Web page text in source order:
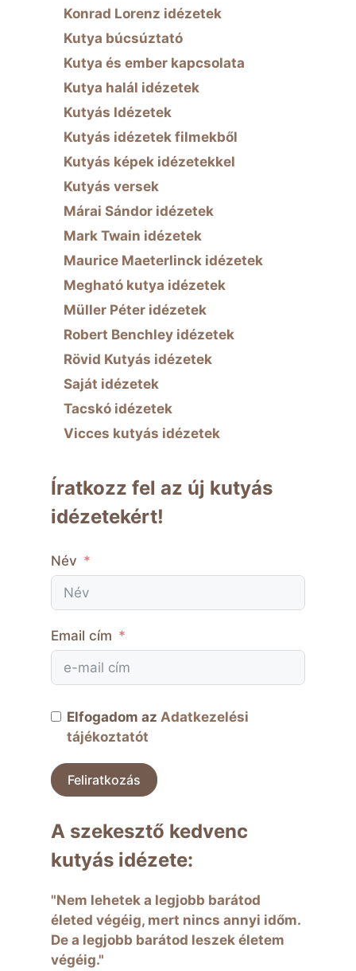
Konrad Lorenz idézetek
Kutya búcsúztató
Kutya és ember kapcsolata
Kutya halál idézetek
Kutyás Idézetek
Kutyás idézetek filmekből
Kutyás képek idézetekkel
Kutyás versek
Márai Sándor idézetek
Mark Twain idézetek
Maurice Maeterlinck idézetek
Megható kutya idézetek
Müller Péter idézetek
Robert Benchley idézetek
Rövid Kutyás idézetek
Saját idézetek
Tacskó idézetek
Vicces kutyás idézetek
Íratkozz fel az új kutyás
idézetekért!
Név
Email cím
Elfogadom az Adatkezelési
tájékoztatót
Feliratkozás
A szekesztő kedvenc
kutyás idézete:
"Nem lehetek a legjobb barátod
életed végéig, mert nincs annyi időm.
De a legjobb barátod leszek életem
végéig."